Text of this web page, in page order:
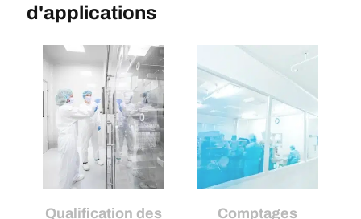
d'applications
Qualification des
Comptages